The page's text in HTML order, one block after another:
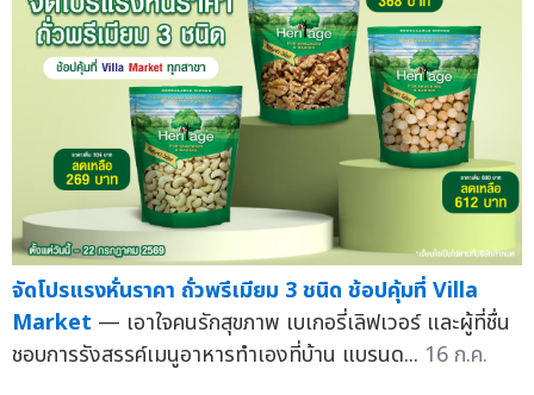
จัดโปรแรงหั่นราคา ถั่วพรีเมียม 3 ชนิด ช้อปคุ้มที่ Villa
Market — เอาใจคนรักสุขภาพ เบเกอรี่เลิฟเวอร์ และผู้ที่ชื่น
ชอบการรังสรรค์เมนูอาหารทำเองที่บ้าน แบรนด... 16 ก.ค.